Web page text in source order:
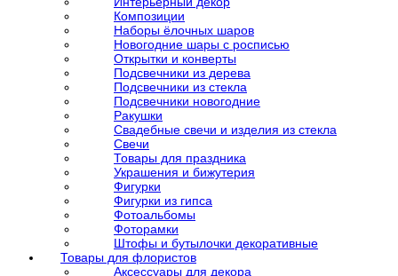
Композиции
Наборы ёлочных шаров
Новогодние шары с росписью
Открытки и конверты
Подсвечники из дерева
Подсвечники из стекла
Подсвечники новогодние
Ракушки
Свадебные свечи и изделия из стекла
Свечи
Товары для праздника
Украшения и бижутерия
Фигурки
Фигурки из гипса
Фотоальбомы
Фоторамки
Штофы и бутылочки декоративные
Товары для флористов
Аксессуары для декора